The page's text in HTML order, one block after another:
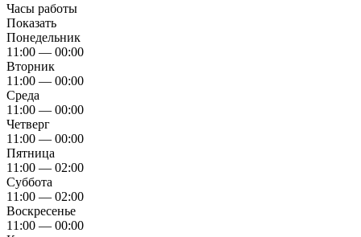
Часы работы
Показать
Понедельник
11:00 — 00:00
Вторник
11:00 — 00:00
Среда
11:00 — 00:00
Четверг
11:00 — 00:00
Пятница
11:00 — 02:00
Суббота
11:00 — 02:00
Воскресенье
11:00 — 00:00